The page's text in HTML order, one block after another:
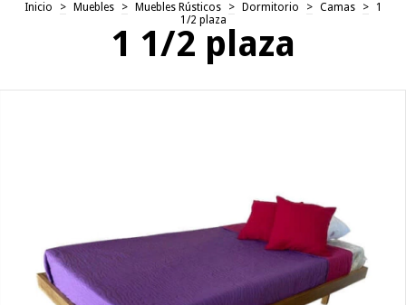
Inicio > Muebles > Muebles Rústicos > Dormitorio > Camas >
1
1/2 plaza
1 1/2 plaza